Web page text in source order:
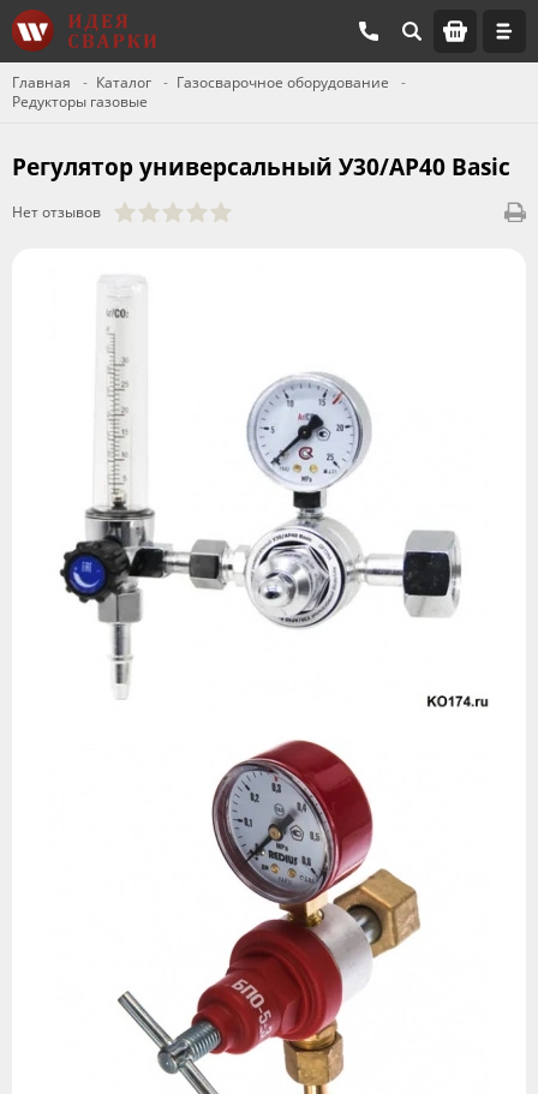
Главная Каталог
Газосварочное оборудование
Редукторы газовые
Регулятор универсальный У30/АР40 Basic
Нет отзывов